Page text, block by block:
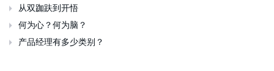
 从双跏趺到开悟
 何为心？何为脑？
 产品经理有多少类别？